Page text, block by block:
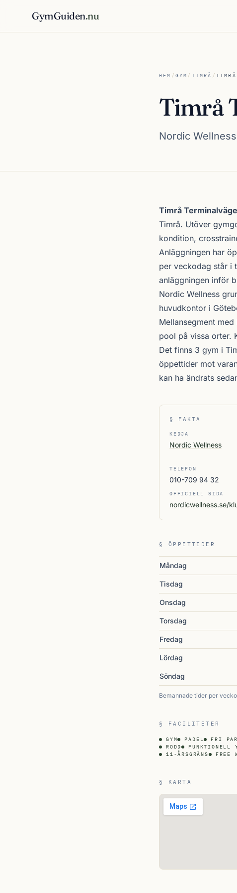
GymGuiden.nu
HEM / GYM / TIMRÅ /
Timrå
Nordic
Om Timrå
Timrå
Timrå. Utöver
kondition,
Anläggningen har
per veckodag står i
anläggningen inför
Nordic Wellness
huvudkontor i
Mellansegment
pool på vissa orter.
Det finns 3 gym i
öppettider mot
kan ha ändrats
§ FAKTA
KEDJA
Nordic Wellness
TELEFON
010-709 94 32
OFFICIELL SIDA
nordicwellness.se/
§ ÖPPETTIDER
Måndag
Tisdag
Onsdag
Torsdag
Fredag
Lördag
Söndag
Bemannade tider per
§ FACILITETER
GYM PADEL FRI
RODD
FUNKTIONELL
11-ÅRSGRÄNS
FREE
§ KARTA